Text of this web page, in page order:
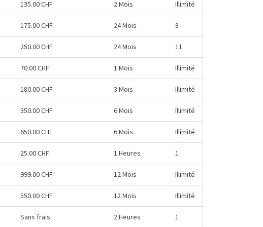
135.00 CHF 2 Mois Illimité
175.00 CHF 24 Mois 8
250.00 CHF 24 Mois 11
70.00 CHF 1 Mois Illimité
180.00 CHF 3 Mois Illimité
350.00 CHF 6 Mois Illimité
650.00 CHF 6 Mois Illimité
25.00 CHF 1 Heures 1
999.00 CHF 12 Mois Illimité
550.00 CHF 12 Mois Illimité
Sans frais 2 Heures 1